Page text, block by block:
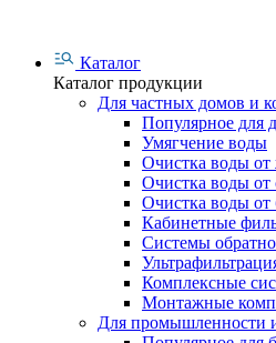
Каталог
Каталог продукции
Для частных домов и
Популярное для
Умягчение воды
Очистка воды от
Очистка воды от
Очистка воды от
Кабинетные
Системы
Комплексные
Монтажные
Для промышленности